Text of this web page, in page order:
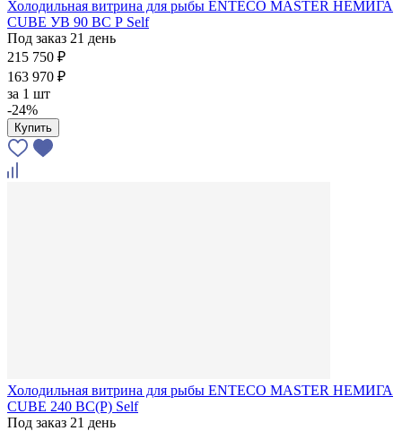
Холодильная витрина для рыбы ENTECO MASTER НЕМИГА
CUBE УВ 90 ВС Р Self
Под заказ 21 день
215 750 ₽
163 970 ₽
за 1 шт
-24%
Купить
Холодильная витрина для рыбы ENTECO MASTER НЕМИГА
CUBE 240 ВС(Р) Self
Под заказ 21 день